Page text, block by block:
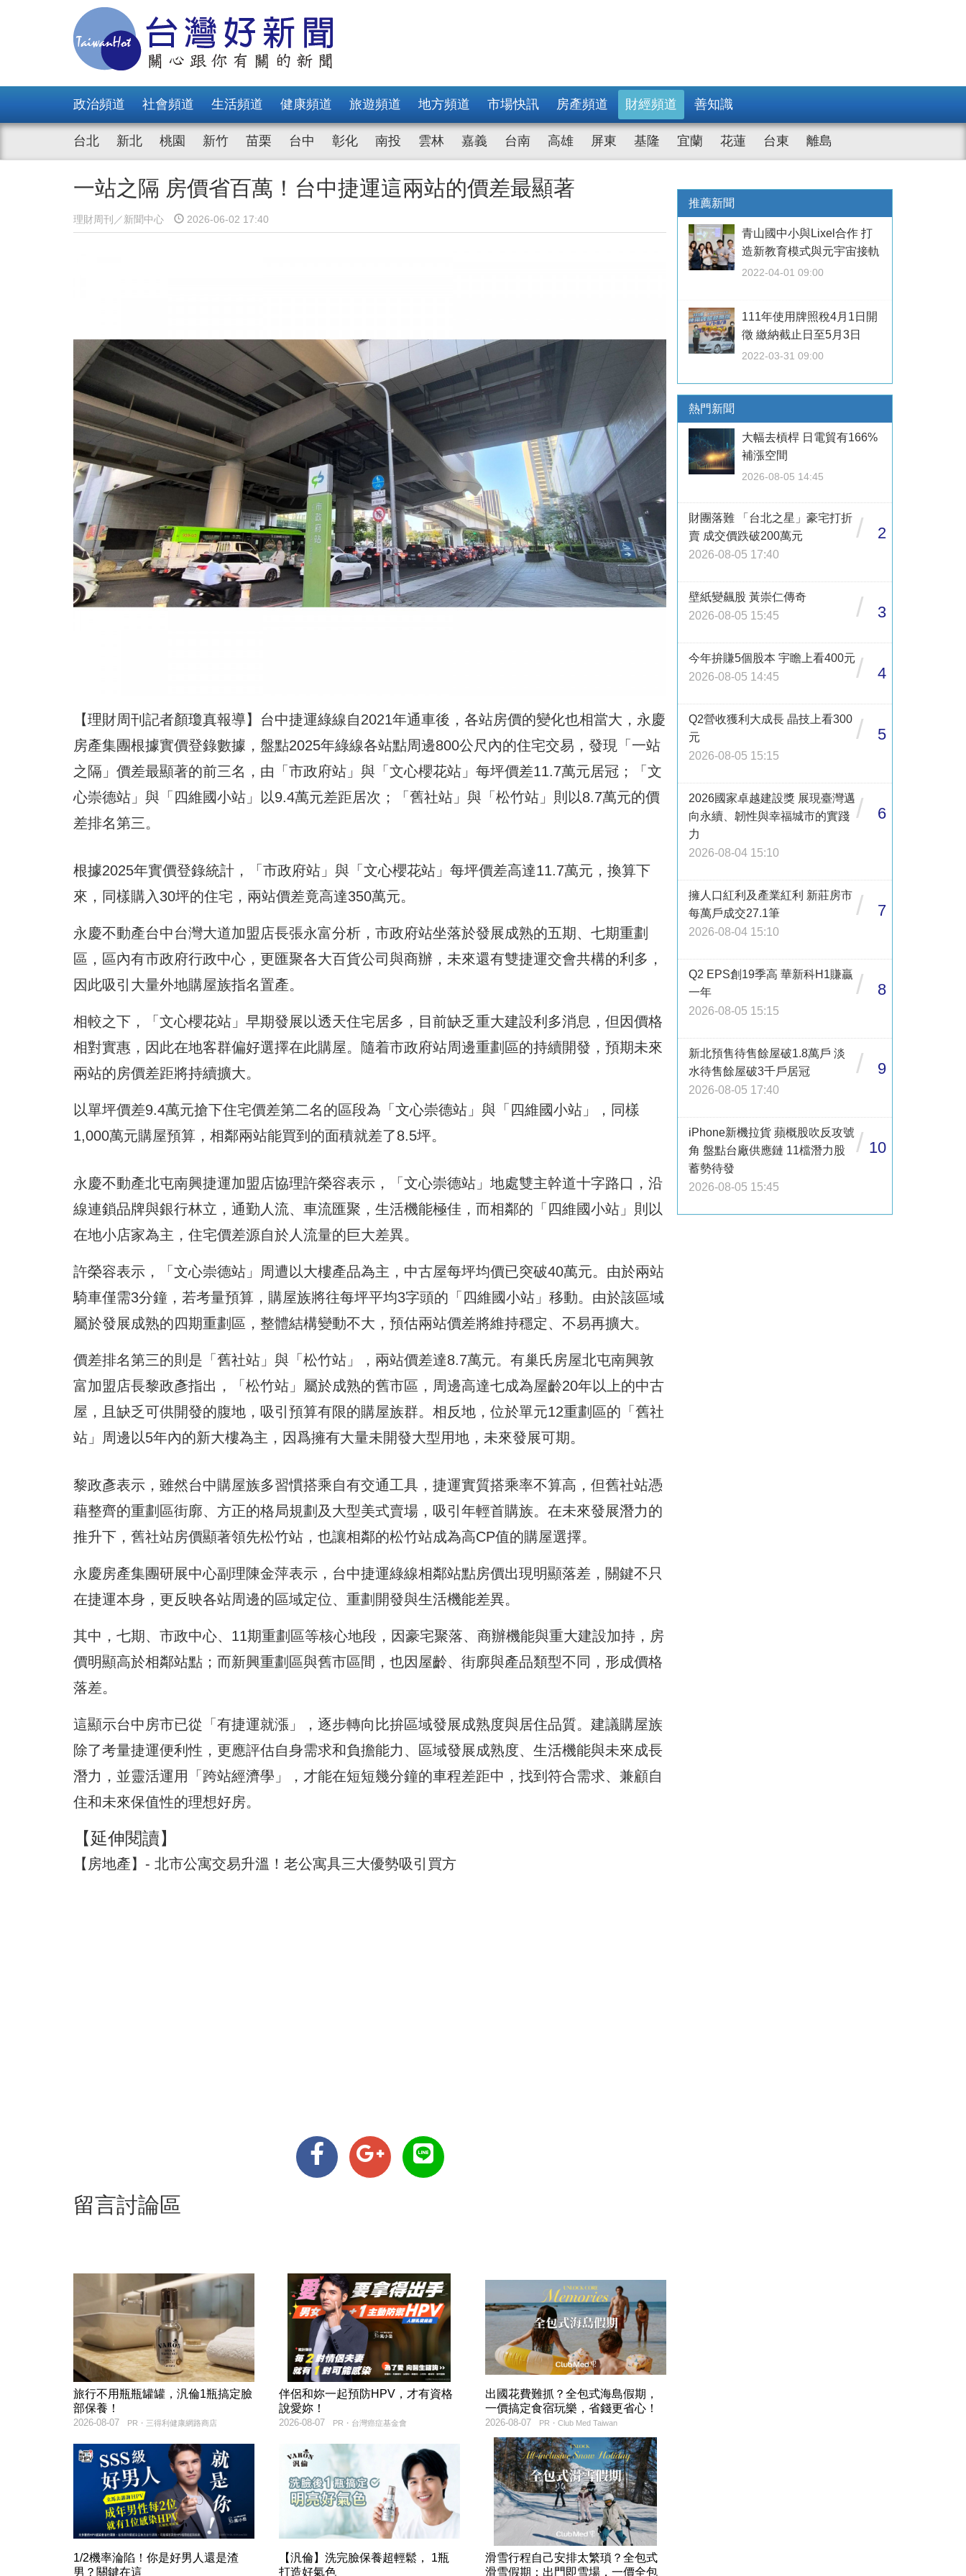
政治頻道 社會頻道 生活頻道 健康頻道 旅遊頻道 地方頻道 市場快訊 房產頻道 財經頻道 善知識
台北 新北 桃園 新竹 苗栗 台中 彰化 南投 雲林 嘉義 台南 高雄 屏東 基隆 宜蘭 花蓮 台東 離島
一站之隔 房價省百萬！台中捷運這兩站的價差最顯著
理財周刊／新聞中心 2026-06-02 17:40
【理財周刊記者顏瓊真報導】台中捷運綠線自2021年通車後，各站房價的變化也相當大，永慶
房產集團根據實價登錄數據，盤點2025年綠線各站點周邊800公尺內的住宅交易，發現「一站
之隔」價差最顯著的前三名，由「市政府站」與「文心櫻花站」每坪價差11.7萬元居冠；「文
心崇德站」與「四維國小站」以9.4萬元差距居次；「舊社站」與「松竹站」則以8.7萬元的價
差排名第三。
根據2025年實價登錄統計，「市政府站」與「文心櫻花站」每坪價差高達11.7萬元，換算下
來，同樣購入30坪的住宅，兩站價差竟高達350萬元。
永慶不動產台中台灣大道加盟店長張永富分析，市政府站坐落於發展成熟的五期、七期重劃
區，區內有市政府行政中心，更匯聚各大百貨公司與商辦，未來還有雙捷運交會共構的利多，
因此吸引大量外地購屋族指名置產。
相較之下，「文心櫻花站」早期發展以透天住宅居多，目前缺乏重大建設利多消息，但因價格
相對實惠，因此在地客群偏好選擇在此購屋。隨着市政府站周邊重劃區的持續開發，預期未來
兩站的房價差距將持續擴大。
以單坪價差9.4萬元搶下住宅價差第二名的區段為「文心崇德站」與「四維國小站」，同樣
1,000萬元購屋預算，相鄰兩站能買到的面積就差了8.5坪。
永慶不動產北屯南興捷運加盟店協理許榮容表示，「文心崇德站」地處雙主幹道十字路口，沿
線連鎖品牌與銀行林立，通勤人流、車流匯聚，生活機能極佳，而相鄰的「四維國小站」則以
在地小店家為主，住宅價差源自於人流量的巨大差異。
許榮容表示，「文心崇德站」周遭以大樓產品為主，中古屋每坪均價已突破40萬元。由於兩站
騎車僅需3分鐘，若考量預算，購屋族將往每坪平均3字頭的「四維國小站」移動。由於該區域
屬於發展成熟的四期重劃區，整體結構變動不大，預估兩站價差將維持穩定、不易再擴大。
價差排名第三的則是「舊社站」與「松竹站」，兩站價差達8.7萬元。有巢氏房屋北屯南興敦
富加盟店長黎政彥指出，「松竹站」屬於成熟的舊市區，周邊高達七成為屋齡20年以上的中古
屋，且缺乏可供開發的腹地，吸引預算有限的購屋族群。相反地，位於單元12重劃區的「舊社
站」周邊以5年內的新大樓為主，因爲擁有大量未開發大型用地，未來發展可期。
黎政彥表示，雖然台中購屋族多習慣搭乘自有交通工具，捷運實質搭乘率不算高，但舊社站憑
藉整齊的重劃區街廓、方正的格局規劃及大型美式賣場，吸引年輕首購族。在未來發展潛力的
推升下，舊社站房價顯著領先松竹站，也讓相鄰的松竹站成為高CP值的購屋選擇。
永慶房產集團研展中心副理陳金萍表示，台中捷運綠線相鄰站點房價出現明顯落差，關鍵不只
在捷運本身，更反映各站周邊的區域定位、重劃開發與生活機能差異。
其中，七期、市政中心、11期重劃區等核心地段，因豪宅聚落、商辦機能與重大建設加持，房
價明顯高於相鄰站點；而新興重劃區與舊市區間，也因屋齡、街廓與產品類型不同，形成價格
落差。
這顯示台中房市已從「有捷運就漲」，逐步轉向比拚區域發展成熟度與居住品質。建議購屋族
除了考量捷運便利性，更應評估自身需求和負擔能力、區域發展成熟度、生活機能與未來成長
潛力，並靈活運用「跨站經濟學」，才能在短短幾分鐘的車程差距中，找到符合需求、兼顧自
住和未來保值性的理想好房。
【延伸閱讀】
【房地產】- 北市公寓交易升溫！老公寓具三大優勢吸引買方
留言討論區
旅行不用瓶瓶罐罐，汎倫1瓶搞定臉
部保養！
PR・三得利健康網路商店
2026-08-07
伴侶和妳一起預防HPV，才有資格
說愛妳！
PR・台灣癌症基金會
2026-08-07
出國花費難抓？全包式海島假期，
一價搞定食宿玩樂，省錢更省心！
PR・Club Med Taiwan
2026-08-07
1/2機率淪陷！你是好男人還是渣
男？關鍵在這
【汎倫】洗完臉保養超輕鬆， 1瓶
打造好氣色
滑雪行程自己安排太繁瑣？全包式
滑雪假期：出門即雪場，一價全包
推薦新聞
青山國中小與Lixel合作 打
造新教育模式與元宇宙接軌
2022-04-01 09:00
111年使用牌照稅4月1日開
徵 繳納截止日至5月3日
2022-03-31 09:00
熱門新聞
大幅去槓桿 日電貿有166%
補漲空間
2026-08-05 14:45
財團落難 「台北之星」豪宅打折
賣 成交價跌破200萬元
2026-08-05 17:40
/ 2
壁紙變飆股 黃崇仁傳奇
2026-08-05 15:45
/ 3
今年拚賺5個股本 宇瞻上看400元
2026-08-05 14:45
/ 4
Q2營收獲利大成長 晶技上看300
元
2026-08-05 15:15
/ 5
2026國家卓越建設獎 展現臺灣邁
向永續、韌性與幸福城市的實踐
力
2026-08-04 15:10
/ 6
擁人口紅利及產業紅利 新莊房市
每萬戶成交27.1筆
2026-08-04 15:10
/ 7
Q2 EPS創19季高 華新科H1賺贏
一年
2026-08-05 15:15
/ 8
新北預售待售餘屋破1.8萬戶 淡
水待售餘屋破3千戶居冠
2026-08-05 17:40
/ 9
iPhone新機拉貨 蘋概股吹反攻號
角 盤點台廠供應鏈 11檔潛力股
蓄勢待發
2026-08-05 15:45
/ 10